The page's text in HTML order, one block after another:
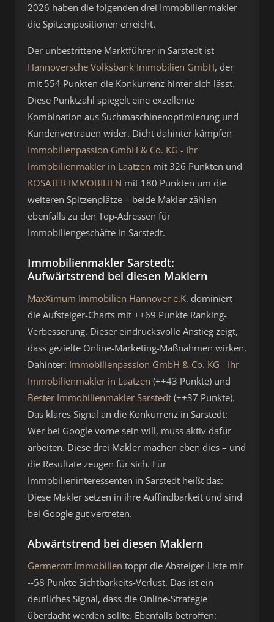
2026 haben die folgenden drei Immobilienmakler
die Spitzenpositionen erreicht.
Der unbestrittene Marktführer in Sarstedt ist
Hannoversche Volksbank Immobilien GmbH, der
mit 554 Punkten die Konkurrenz hinter sich lässt.
Diese Punktzahl spiegelt eine exzellente
Kombination aus Suchmaschinenoptimierung und
Kundenvertrauen wider. Dicht dahinter kämpfen
Immobilienpassion GmbH & Co. KG - Ihr
Immobilienmakler in Laatzen mit 326 Punkten und
KOSATER IMMOBILIEN mit 180 Punkten um die
weiteren Spitzenplätze – beide Makler zählen
ebenfalls zu den Top-Adressen für
Immobiliengeschäfte in Sarstedt.
Immobilienmakler Sarstedt:
Aufwärtstrend bei diesen Maklern
MaxXimum Immobilien Hannover e.K. dominiert
die Aufsteiger-Charts mit ++69 Punkte Ranking-
Verbesserung. Dieser eindrucksvolle Anstieg zeigt,
dass gezielte Online-Marketing-Maßnahmen wirken.
Dahinter: Immobilienpassion GmbH & Co. KG - Ihr
Immobilienmakler in Laatzen (++43 Punkte) und
Bester Immobilienmakler Sarstedt (++37 Punkte).
Das klares Signal an die Konkurrenz in Sarstedt:
Wer bei Google vorne sein will, muss aktiv dafür
arbeiten. Diese drei Makler machen eben dies – und
die Resultate zeugen für sich. Für
Immobilieninteressenten in Sarstedt heißt das:
Diese Makler setzen in ihre Auffindbarkeit und sind
bei Google gut vertreten.
Abwärtstrend bei diesen Maklern
Germerott Immobilien toppt die Absteiger-Liste mit
--58 Punkte Sichtbarkeits-Verlust. Das ist ein
deutliches Signal, dass die Online-Strategie
überdacht werden sollte. Ebenfalls betroffen: